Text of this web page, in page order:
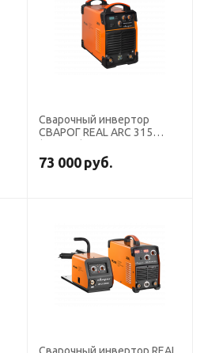
Сварочный инвертор
СВАРОГ REAL ARC 315
73 000 руб.